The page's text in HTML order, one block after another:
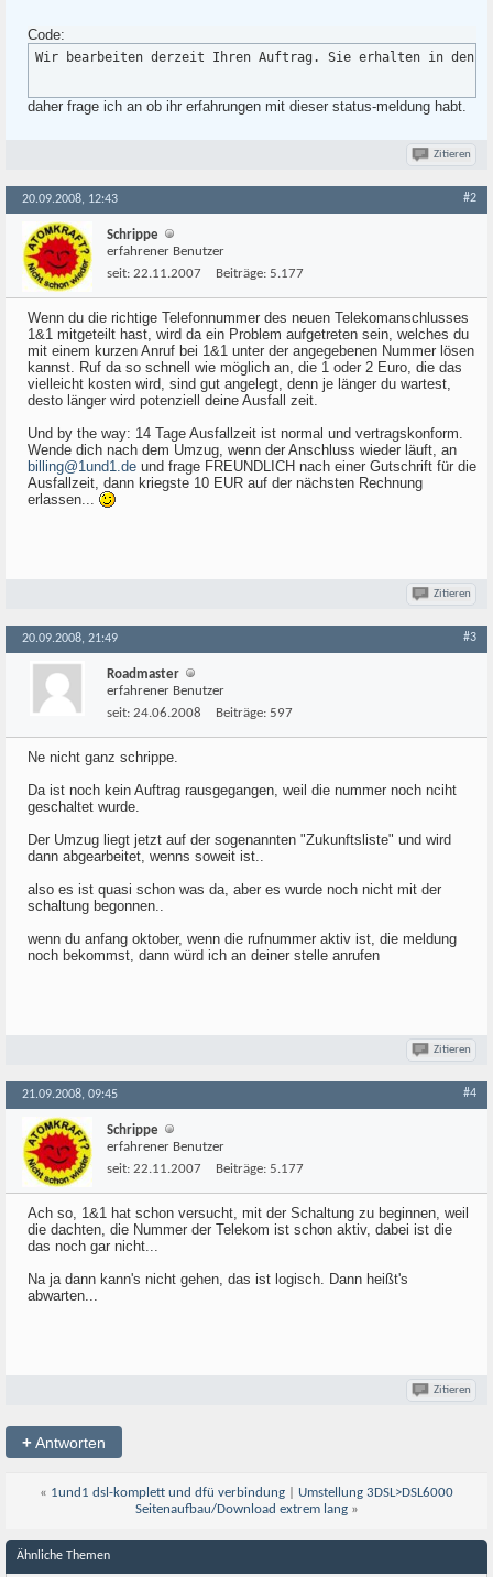
Code:
Wir bearbeiten derzeit Ihren Auftrag. Sie erhalten in den
daher frage ich an ob ihr erfahrungen mit dieser status-meldung habt.
Zitieren
20.09.2008, 12:43 #2
Schrippe
erfahrener Benutzer
seit: 22.11.2007 Beiträge: 5.177
Wenn du die richtige Telefonnummer des neuen Telekomanschlusses
1&1 mitgeteilt hast, wird da ein Problem aufgetreten sein, welches du
mit einem kurzen Anruf bei 1&1 unter der angegebenen Nummer lösen
kannst. Ruf da so schnell wie möglich an, die 1 oder 2 Euro, die das
vielleicht kosten wird, sind gut angelegt, denn je länger du wartest,
desto länger wird potenziell deine Ausfall zeit.
Und by the way: 14 Tage Ausfallzeit ist normal und vertragskonform.
Wende dich nach dem Umzug, wenn der Anschluss wieder läuft, an
billing@1und1.de und frage FREUNDLICH nach einer Gutschrift für die
Ausfallzeit, dann kriegste 10 EUR auf der nächsten Rechnung
erlassen...
Zitieren
20.09.2008, 21:49 #3
Roadmaster
erfahrener Benutzer
seit: 24.06.2008 Beiträge: 597
Ne nicht ganz schrippe.
Da ist noch kein Auftrag rausgegangen, weil die nummer noch nciht
geschaltet wurde.
Der Umzug liegt jetzt auf der sogenannten "Zukunftsliste" und wird
dann abgearbeitet, wenns soweit ist..
also es ist quasi schon was da, aber es wurde noch nicht mit der
schaltung begonnen..
wenn du anfang oktober, wenn die rufnummer aktiv ist, die meldung
noch bekommst, dann würd ich an deiner stelle anrufen
Zitieren
21.09.2008, 09:45 #4
Schrippe
erfahrener Benutzer
seit: 22.11.2007 Beiträge: 5.177
Ach so, 1&1 hat schon versucht, mit der Schaltung zu beginnen, weil
die dachten, die Nummer der Telekom ist schon aktiv, dabei ist die
das noch gar nicht...
Na ja dann kann's nicht gehen, das ist logisch. Dann heißt's
abwarten...
Zitieren
+Antworten
« 1und1 dsl-komplett und dfü verbindung
Umstellung 3DSL>DSL6000
Seitenaufbau/Download extrem lang »
Ähnliche Themen